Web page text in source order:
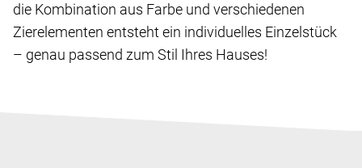
die Kombination aus Farbe und verschiedenen
Zierelementen entsteht ein individuelles Einzelstück
– genau passend zum Stil Ihres Hauses!